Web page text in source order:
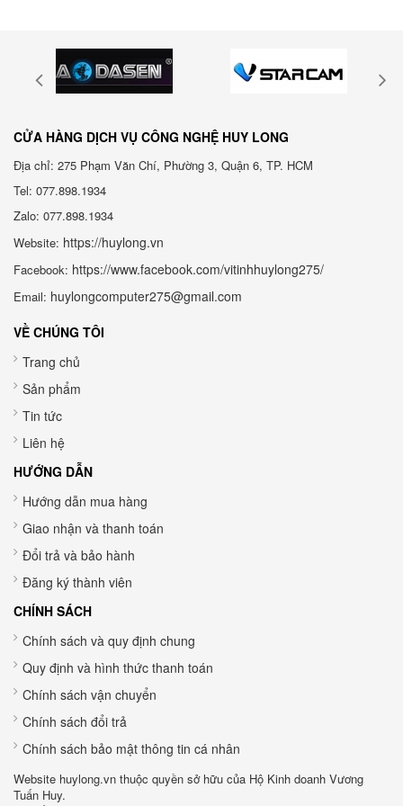
CỬA HÀNG DỊCH VỤ CÔNG NGHỆ HUY LONG
Địa chỉ: 275 Phạm Văn Chí, Phường 3, Quận 6, TP. HCM
Tel: 077.898.1934
Zalo: 077.898.1934
Website: https://huylong.vn
Facebook: https://www.facebook.com/vitinhhuylong275/
Email: huylongcomputer275@gmail.com
VỀ CHÚNG TÔI
Trang chủ
Sản phẩm
Tin tức
Liên hệ
HƯỚNG DẪN
Hướng dẫn mua hàng
Giao nhận và thanh toán
Đổi trả và bảo hành
Đăng ký thành viên
CHÍNH SÁCH
Chính sách và quy định chung
Quy định và hình thức thanh toán
Chính sách vận chuyển
Chính sách đổi trả
Chính sách bảo mật thông tin cá nhân
Website huylong.vn thuộc quyền sở hữu của Hộ Kinh doanh Vương
Tuấn Huy.